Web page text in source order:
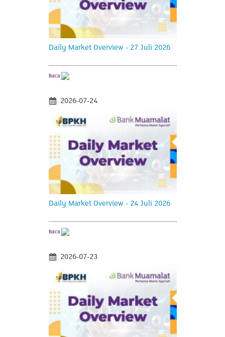
Daily Market Overview - 27 Juli 2026
Baca
2026-07-24
Daily Market Overview - 24 Juli 2026
Baca
2026-07-23